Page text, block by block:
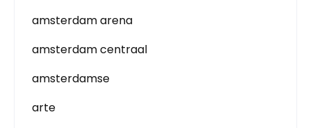
amsterdam arena
amsterdam centraal
amsterdamse
arte